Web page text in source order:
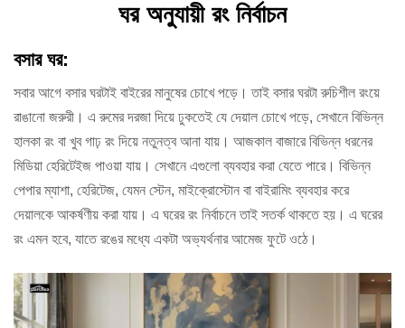
ঘর অনুযায়ী রং নির্বাচন
বসার ঘর:
সবার আগে বসার ঘরটাই বাইরের মানুষের চোখে পড়ে। তাই বসার ঘরটা রুচিশীল রংয়ে
রাঙানো জরুরী। এ রুমের দরজা দিয়ে ঢুকতেই যে দেয়াল চোখে পড়ে, সেখানে বিভিন্ন
হালকা রং বা খুব গাঢ় রং দিয়ে নতুনত্ব আনা যায়। আজকাল বাজারে বিভিন্ন ধরনের
মিডিয়া হেরিটেইজ পাওয়া যায়। সেখানে এগুলো ব্যবহার করা যেতে পারে। বিভিন্ন
পেপার ম্যাশা, হেরিটেজ, যেমন স্টেন, মাইক্রোস্টোন বা বাইরামিং ব্যবহার করে
দেয়ালকে আকর্ষণীয় করা যায়। এ ঘরের রং নির্বাচনে তাই সতর্ক থাকতে হয়। এ ঘরের
রং এমন হবে, যাতে রঙের মধ্যে একটা অভ্যর্থনার আমেজ ফুটে ওঠে।